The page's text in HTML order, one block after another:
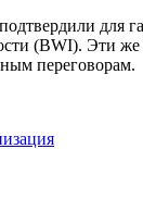
(BWI). Эти
переговорам.